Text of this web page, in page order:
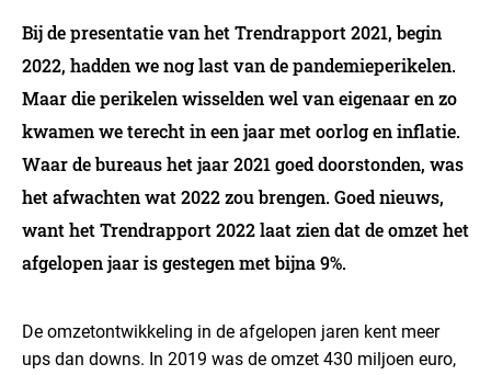
Bij de presentatie van het Trendrapport 2021, begin
2022, hadden we nog last van de pandemieperikelen.
Maar die perikelen wisselden wel van eigenaar en zo
kwamen we terecht in een jaar met oorlog en inflatie.
Waar de bureaus het jaar 2021 goed doorstonden, was
het afwachten wat 2022 zou brengen. Goed nieuws,
want het Trendrapport 2022 laat zien dat de omzet het
afgelopen jaar is gestegen met bijna 9%.
De omzetontwikkeling in de afgelopen jaren kent meer
ups dan downs. In 2019 was de omzet 430 miljoen euro,